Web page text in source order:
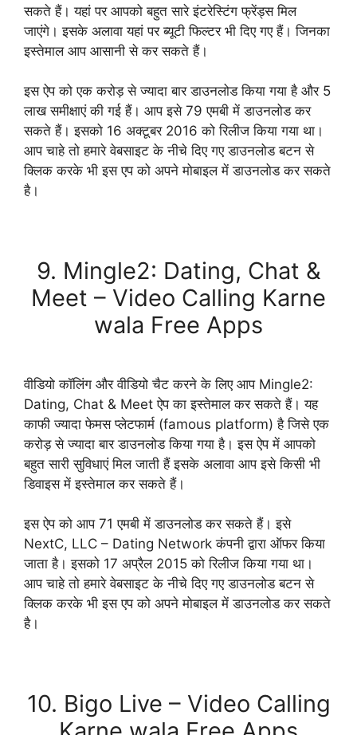
सकते हैं। यहां पर आपको बहुत सारे इंटरेस्टिंग फ्रेंड्स मिल
जाएंगे। इसके अलावा यहां पर ब्यूटी फिल्टर भी दिए गए हैं। जिनका
इस्तेमाल आप आसानी से कर सकते हैं।
इस ऐप को एक करोड़ से ज्यादा बार डाउनलोड किया गया है और 5
लाख समीक्षाएं की गई हैं। आप इसे 79 एमबी में डाउनलोड कर
सकते हैं। इसको 16 अक्टूबर 2016 को रिलीज किया गया था।
आप चाहे तो हमारे वेबसाइट के नीचे दिए गए डाउनलोड बटन से
क्लिक करके भी इस एप को अपने मोबाइल में डाउनलोड कर सकते
है।
9. Mingle2: Dating, Chat &
Meet – Video Calling Karne
wala Free Apps
वीडियो कॉलिंग और वीडियो चैट करने के लिए आप Mingle2:
Dating, Chat & Meet ऐप का इस्तेमाल कर सकते हैं। यह
काफी ज्यादा फेमस प्लेटफार्म (famous platform) है जिसे एक
करोड़ से ज्यादा बार डाउनलोड किया गया है। इस ऐप में आपको
बहुत सारी सुविधाएं मिल जाती हैं इसके अलावा आप इसे किसी भी
डिवाइस में इस्तेमाल कर सकते हैं।
इस ऐप को आप 71 एमबी में डाउनलोड कर सकते हैं। इसे
NextC, LLC – Dating Network कंपनी द्वारा ऑफर किया
जाता है। इसको 17 अप्रैल 2015 को रिलीज किया गया था।
आप चाहे तो हमारे वेबसाइट के नीचे दिए गए डाउनलोड बटन से
क्लिक करके भी इस एप को अपने मोबाइल में डाउनलोड कर सकते
है।
10. Bigo Live – Video Calling